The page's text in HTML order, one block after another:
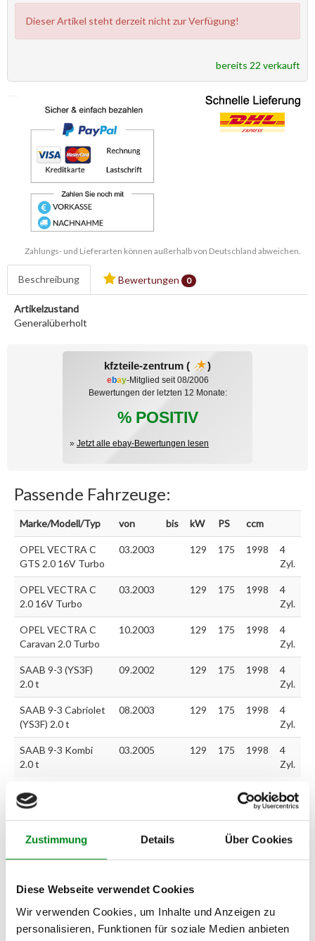
Zustimmung Details Über Cookies
Diese Webseite verwendet Cookies
Wir verwenden Cookies, um Inhalte und Anzeigen zu
personalisieren, Funktionen für soziale Medien anbieten
Dieser Artikel steht derzeit nicht zur Verfügung!
bereits 22 verkauft
Zahlungs- und Lieferarten können außerhalb von Deutschland abweichen.
Beschreibung Bewertungen 0
Artikelzustand
Generalüberholt
kfzteile-zentrum ( )
ebay-Mitglied seit 08/2006
Bewertungen der letzten 12 Monate:
% POSITIV
» Jetzt alle ebay-Bewertungen lesen
Passende Fahrzeuge:
Marke/Modell/Typ von bis kW PS ccm
OPEL VECTRA C
GTS 2.0 16V Turbo
03.2003 129 175 1998
4
Zyl.
OPEL VECTRA C
2.0 16V Turbo
03.2003 129 175 1998
4
Zyl.
OPEL VECTRA C
Caravan 2.0 Turbo
10.2003 129 175 1998
4
Zyl.
SAAB 9-3 (YS3F)
2.0 t
09.2002 129 175 1998
4
Zyl.
SAAB 9-3 Cabriolet
(YS3F) 2.0 t
08.2003 129 175 1998
4
Zyl.
SAAB 9-3 Kombi
2.0 t
03.2005 129 175 1998
4
Zyl.
Zur exakten Fahrzeug-Identifizierung können Sie auch unseren
Wir benötigen folgende Fahrzeugdaten:
Schlüsselnummerzu 2
Passendes Fahrzeug nicht dabei?
Fahrzeug-Suche für AT-Turbolader »